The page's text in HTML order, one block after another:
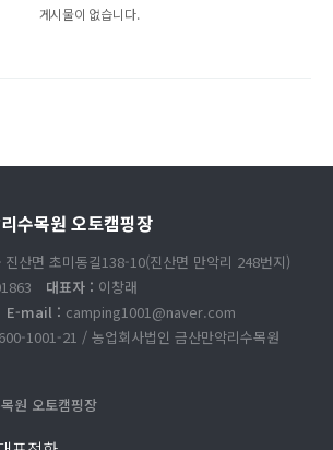
게시물이 없습니다.
수목원 오토캠핑장
진산면 초미동길138-10(진산면 만악리 248번지)
대표자 : 이창래
E-mail : camping1001@naver.com
1001-21 / 농업회사법인 금산만악리수목원
원 오토캠핑장